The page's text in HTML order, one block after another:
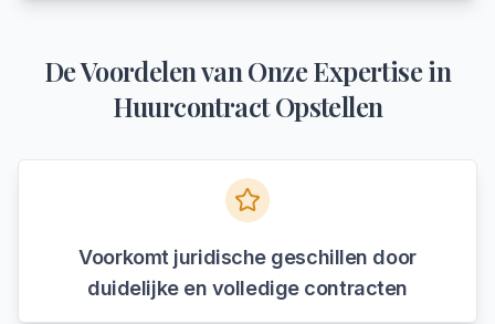
De Voordelen van Onze Expertise in
Huurcontract Opstellen
Voorkomt juridische geschillen door
duidelijke en volledige contracten